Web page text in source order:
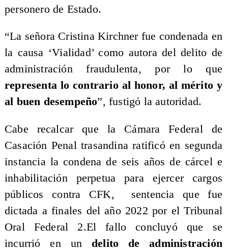
personero de Estado.
​“La señora Cristina Kirchner fue condenada en
la causa ‘Vialidad’ como autora del delito de
administración fraudulenta, por lo que
representa lo contrario al honor, al mérito y
al buen desempeño”, fustigó la autoridad.
Cabe recalcar que la Cámara Federal de
Casación Penal trasandina ratificó en segunda
instancia la condena de seis años de cárcel e
inhabilitación perpetua para ejercer cargos
públicos contra CFK, sentencia que fue
dictada a finales del año 2022 por el Tribunal
Oral Federal 2.El fallo concluyó que se
incurrió en un delito de administración